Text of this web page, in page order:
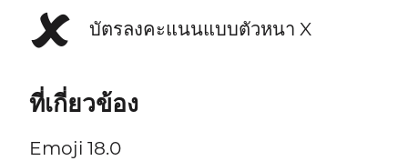
🗶 บัตรลงคะแนนแบบตัวหนา X
ที่เกี่ยวข้อง
Emoji 18.0